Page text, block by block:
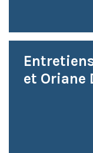
et Oriane